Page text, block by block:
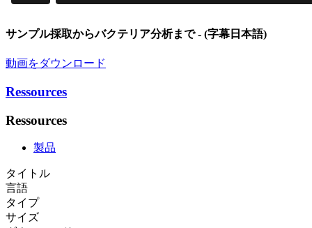
サンプル採取からバクテリア分析まで- (字幕日本語)
動画をダウンロード
Ressources
Ressources
製品
タイトル
言語
タイプ
サイズ